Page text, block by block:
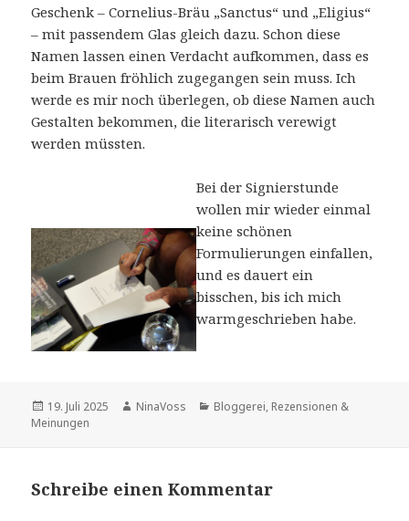
Geschenk – Cornelius-Bräu „Sanctus“ und „Eligius“
– mit passendem Glas gleich dazu. Schon diese
Namen lassen einen Verdacht aufkommen, dass es
beim Brauen fröhlich zugegangen sein muss. Ich
werde es mir noch überlegen, ob diese Namen auch
Gestalten bekommen, die literarisch verewigt
werden müssten.
Bei der Signierstunde
wollen mir wieder einmal
keine schönen
Formulierungen einfallen,
und es dauert ein
bisschen, bis ich mich
warmgeschrieben habe.
Veröffentlicht
am
19. Juli 2025 Autor
NinaVoss Kategorien
Bloggerei, Rezensionen &
Meinungen
Schreibe einen Kommentar